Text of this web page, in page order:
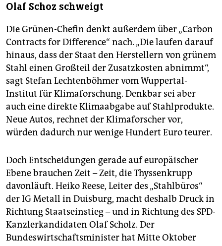
Olaf Schoz schweigt
Die Grünen-Chefin denkt außerdem über „Carbon
Contracts for Difference“ nach. „Die laufen darauf
hinaus, dass der Staat den Herstellern von grünem
Stahl einen Großteil der Zusatzkosten abnimmt“,
sagt Stefan Lechtenböhmer vom Wuppertal-
Institut für Klimaforschung. Denkbar sei aber
auch eine direkte Klimaabgabe auf Stahlprodukte.
Neue Autos, rechnet der Klimaforscher vor,
würden dadurch nur wenige Hundert Euro teurer.
Doch Entscheidungen gerade auf europäischer
Ebene brauchen Zeit – Zeit, die Thyssenkrupp
davonläuft. Heiko Reese, Leiter des „Stahlbüros“
der IG Metall in Duisburg, macht deshalb Druck in
Richtung Staatseinstieg – und in Richtung des SPD-
Kanzlerkandidaten Olaf Scholz. Der
Bundeswirtschaftsminister hat Mitte Oktober